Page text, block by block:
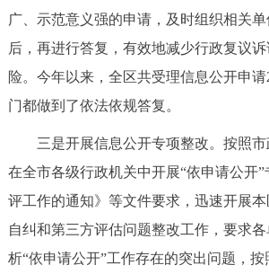
广、示范意义强的申请，及时组织相关
后，再进行答复，有效地减少行政复议
险。今年以来，全区共受理信息公开申
门都做到了依法依规答复。
三是开展信息公开专项整改。按照市
在全市各级行政机关中开展“依申请公开
评工作的通知》等文件要求，迅速开展
自纠和第三方评估问题整改工作，要求
析“依申请公开”工作存在的突出问题，